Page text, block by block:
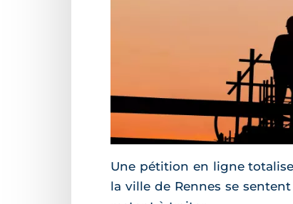
Une pétition en ligne
la ville de Rennes se